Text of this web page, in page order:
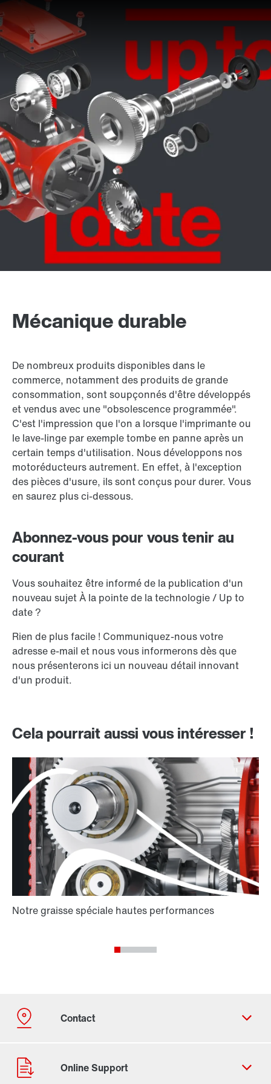
Mécanique durable
De nombreux produits disponibles dans le
commerce, notamment des produits de grande
consommation, sont soupçonnés d'être développés
et vendus avec une "obsolescence programmée".
C'est l'impression que l'on a lorsque l'imprimante ou
le lave-linge par exemple tombe en panne après un
certain temps d'utilisation. Nous développons nos
motoréducteurs autrement. En effet, à l'exception
des pièces d'usure, ils sont conçus pour durer. Vous
en saurez plus ci-dessous.
Abonnez-vous pour vous tenir au
courant
Vous souhaitez être informé de la publication d'un
nouveau sujet À la pointe de la technologie / Up to
date ?
Rien de plus facile ! Communiquez-nous votre
adresse e-mail et nous vous informerons dès que
nous présenterons ici un nouveau détail innovant
d'un produit.
Cela pourrait aussi vous intéresser !